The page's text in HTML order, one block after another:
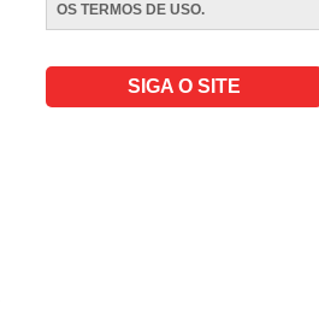
OS TERMOS DE USO.
SIGA O SITE